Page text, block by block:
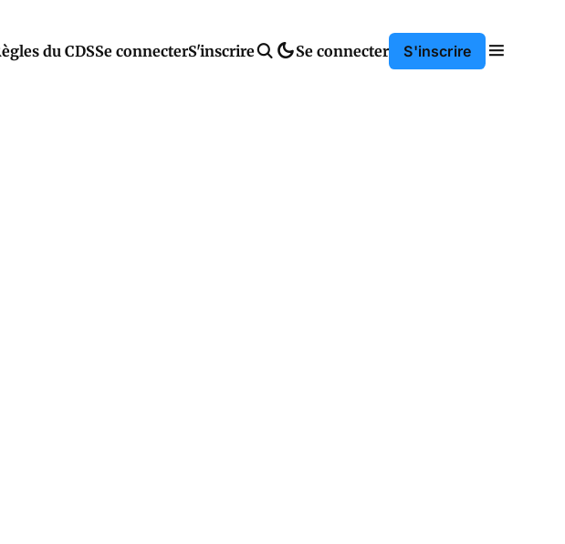
du CDSSe connecterS'inscrire Se connecter S'inscrire